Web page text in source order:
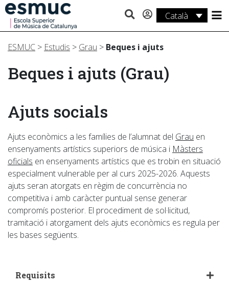
Català
Estudis
Recerca
Serveis
ESMUC > Estudis > Grau > Beques i ajuts
Beques i ajuts (Grau)
Ajuts socials
Ajuts econòmics a les famílies de l’alumnat del Grau en
ensenyaments artístics superiors de música i Màsters
oficials en ensenyaments artístics que es trobin en situació
especialment vulnerable per al curs 2025-2026. Aquests
ajuts seran atorgats en règim de concurrència no
competitiva i amb caràcter puntual sense generar
compromís posterior. El procediment de sol·licitud,
tramitació i atorgament dels ajuts econòmics es regula per
les bases següents.
Requisits